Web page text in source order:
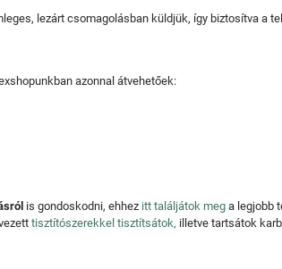
lezárt csomagolásban küldjük, így biztosítva a
azonnal átvehetőek:
is gondoskodni, ehhez itt találjátok meg a legjobb
tisztítószerekkel tisztítsátok, illetve tartsátok